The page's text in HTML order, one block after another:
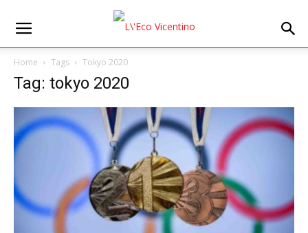
Home Tags Tokyo 2020
Tag: tokyo 2020